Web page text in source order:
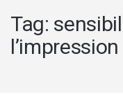
Tag:
l’impression